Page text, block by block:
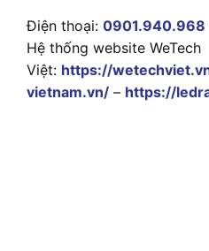
Điện thoại: 0901.940.968
Hệ thống website WeTech
Việt: https://
vietnam.vn/ – https://